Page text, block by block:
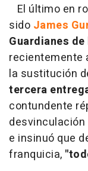
El último en
sido James
Guardianes
recientemente
la sustitución
tercera
contundente
desvinculación
e insinuó que
franquicia,